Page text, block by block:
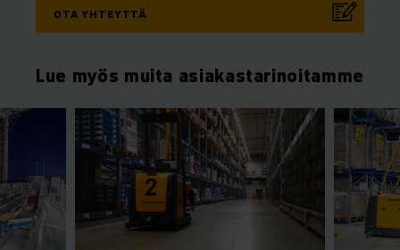
OTA YHTEYTTÄ
Lue myös muita asiakastarinoitamme